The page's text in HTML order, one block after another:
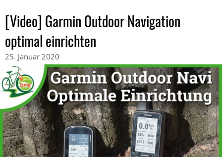
[Video] Garmin Outdoor Navigation
optimal einrichten
25. Januar 2020